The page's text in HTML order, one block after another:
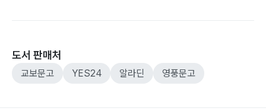
도서 판매처
교보문고 YES24 알라딘 영풍문고